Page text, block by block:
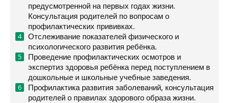
предусмотренной на первых годах жизни.
Консультация родителей по вопросам о
профилактических прививках.
Отслеживание показателей физического и
психологического развития ребёнка.
Проведение профилактических осмотров и
экспертиз здоровья ребёнка перед поступлением в
дошкольные и школьные учебные заведения.
Профилактика развития заболеваний, консультация
родителей о правилах здорового образа жизни.